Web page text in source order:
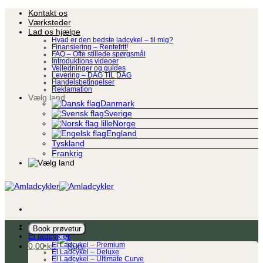
Fortsæt
indhold
Kontakt os
Værksteder
Lad os hjælpe
Hvad er den bedste ladcykel – til mig?
Finansiering – Rentefrit!
FAQ – Ofte stillede spørgsmål
Introduktions videoer
Vejledninger og guides
Levering – DAG TIL DAG
Handelsbetingelser
Reklamation
Vælg land
Danmark
Sverige
Norge
England
Tyskland
Frankrig
Book prøvetur
0,00kr.
Ladcykel
El ladcykler
El Ladcykel – Premium
El Ladcykel – Deluxe
El Ladcykel – Ultimate Curve